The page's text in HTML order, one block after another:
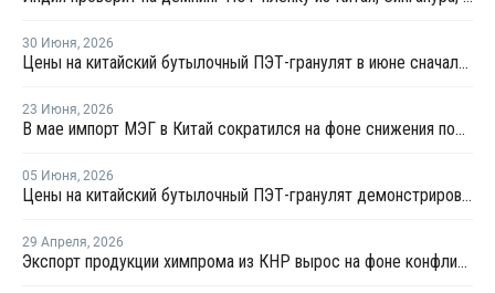
30 Июня, 2026
Цены на китайский бутылочный ПЭТ-гранулят в июне сначала выросли, а затем резко снизились
23 Июня, 2026
В мае импорт МЭГ в Китай сократился на фоне снижения поставок из Саудовской Аравии
05 Июня, 2026
Цены на китайский бутылочный ПЭТ-гранулят демонстрировали высокую волатильность
29 Апреля, 2026
Экспорт продукции химпрома из КНР вырос на фоне конфликта на Ближнем Востоке